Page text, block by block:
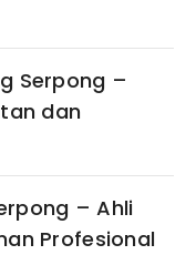
Serpong –
dan
– Ahli
Profesional